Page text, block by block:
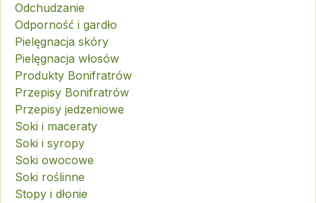
Odchudzanie
Odporność i gardło
Pielęgnacja skóry
Pielęgnacja włosów
Produkty Bonifratrów
Przepisy Bonifratrów
Przepisy jedzeniowe
Soki i maceraty
Soki i syropy
Soki owocowe
Soki roślinne
Stopy i dłonie